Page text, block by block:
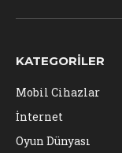
KATEGORILER
Mobil Cihazlar
İnternet
Oyun Dünyası